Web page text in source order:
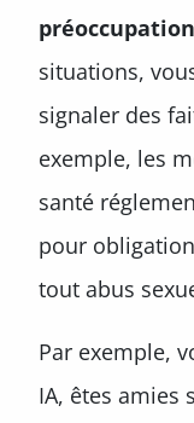
préoccupation
situations,
signaler des
exemple, les
santé
pour
tout abus
Par exemple,
IA, êtes amies